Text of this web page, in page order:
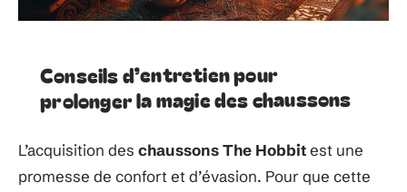
Conseils d’entretien pour
prolonger la magie des chaussons
L’acquisition des chaussons The Hobbitest une
promesse de confort et d’évasion. Pour que cette